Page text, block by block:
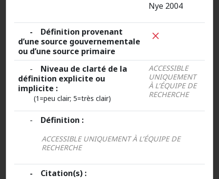
Nye 2004
- Définition provenant
d’une source gouvernementale
ou d’une source primaire
- Niveau de clarté de la
définition explicite ou
implicite :
(1=peu clair; 5=très clair)
ACCESSIBLE
UNIQUEMENT
À L’ÉQUIPE DE
RECHERCHE
- Définition :
ACCESSIBLE UNIQUEMENT À L’ÉQUIPE DE
RECHERCHE
- Citation(s) :